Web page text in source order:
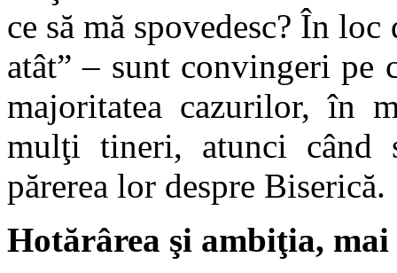
ce să mă spovedesc? În
atât” – sunt convingeri pe
majoritatea cazurilor, în
mulţi tineri, atunci când
părerea lor despre Biserică.
Hotărârea şi ambiţia,